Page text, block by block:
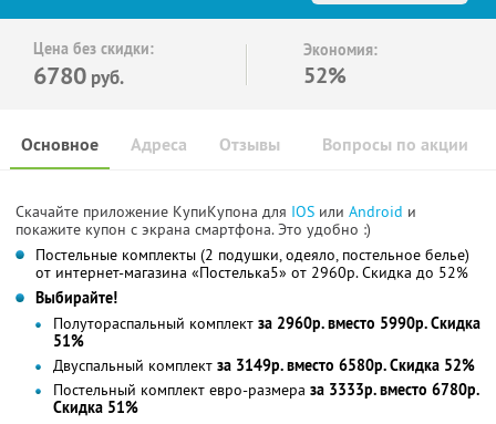
Цена без скидки:
6780 руб.
Экономия:
52%
Основное Отзывы Вопросы по акции
Адреса
Скачайте приложение КупиКупона для IOS или Android и
покажите купон с экрана смартфона. Это удобно :)
Постельные комплекты (2 подушки, одеяло, постельное белье)
от интернет-магазина «Постелька5» от 2960р. Скидка до 52%
Выбирайте!
Полутораспальный комплект за 2960р. вместо 5990р. Скидка
51%
Двуспальный комплект за 3149р. вместо 6580р. Скидка 52%
Постельный комплект евро-размера за 3333р. вместо 6780р.
Скидка 51%